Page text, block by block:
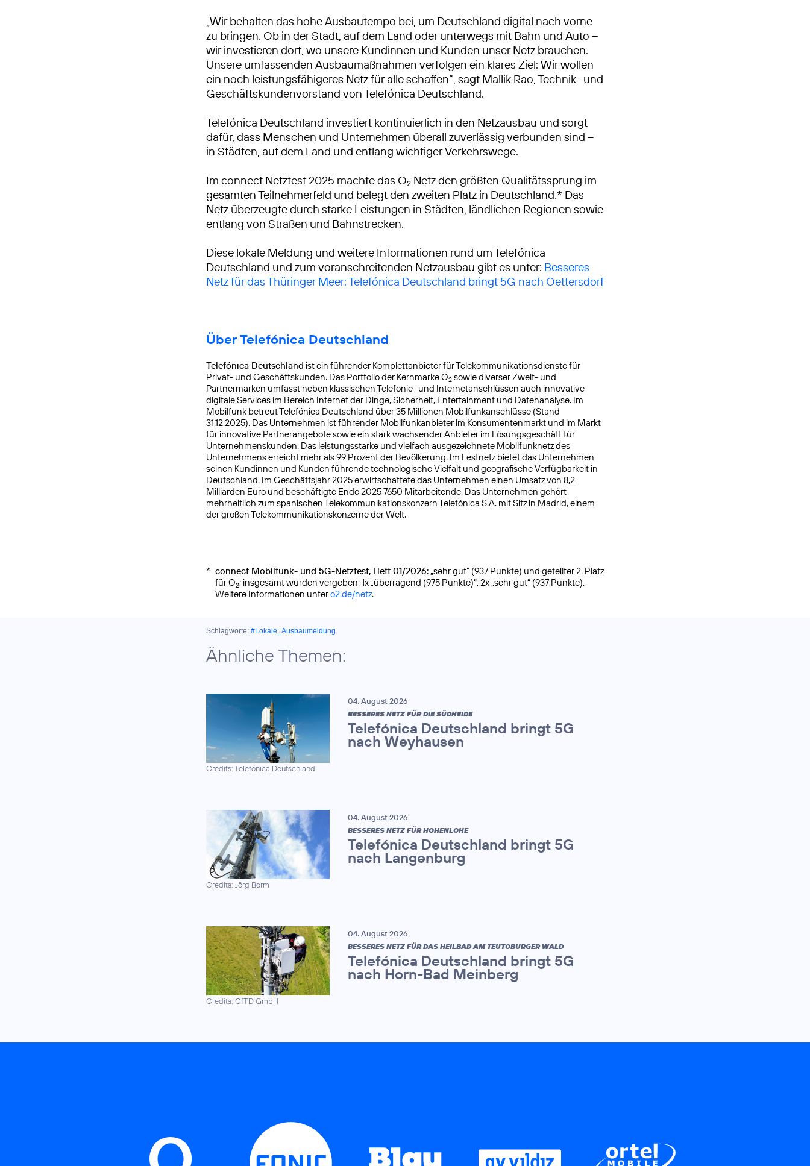
„Wir behalten das hohe Ausbautempo bei, um Deutschland digital nach vorne
zu bringen. Ob in der Stadt, auf dem Land oder unterwegs mit Bahn und Auto –
wir investieren dort, wo unsere Kundinnen und Kunden unser Netz brauchen.
Unsere umfassenden Ausbaumaßnahmen verfolgen ein klares Ziel: Wir wollen
ein noch leistungsfähigeres Netz für alle schaffen“, sagt Mallik Rao, Technik- und
Geschäftskundenvorstand von Telefónica Deutschland.
Telefónica Deutschland investiert kontinuierlich in den Netzausbau und sorgt
dafür, dass Menschen und Unternehmen überall zuverlässig verbunden sind –
in Städten, auf dem Land und entlang wichtiger Verkehrswege.
Im connect Netztest 2025 machte das O2 Netz den größten Qualitätssprung im
gesamten Teilnehmerfeld und belegt den zweiten Platz in Deutschland.* Das
Netz überzeugte durch starke Leistungen in Städten, ländlichen Regionen sowie
entlang von Straßen und Bahnstrecken.
Diese lokale Meldung und weitere Informationen rund um Telefónica
Deutschland und zum voranschreitenden Netzausbau gibt es unter: Besseres
Netz für das Thüringer Meer: Telefónica Deutschland bringt 5G nach Oettersdorf
Über Telefónica Deutschland
Telefónica Deutschland ist ein führender Komplettanbieter für Telekommunikationsdienste für
Privat- und Geschäftskunden. Das Portfolio der Kernmarke O2 sowie diverser Zweit- und
Partnermarken umfasst neben klassischen Telefonie- und Internetanschlüssen auch innovative
digitale Services im Bereich Internet der Dinge, Sicherheit, Entertainment und Datenanalyse. Im
Mobilfunk betreut Telefónica Deutschland über 35 Millionen Mobilfunkanschlüsse (Stand
31.12.2025). Das Unternehmen ist führender Mobilfunkanbieter im Konsumentenmarkt und im Markt
für innovative Partnerangebote sowie ein stark wachsender Anbieter im Lösungsgeschäft für
Unternehmenskunden. Das leistungsstarke und vielfach ausgezeichnete Mobilfunknetz des
Unternehmens erreicht mehr als 99 Prozent der Bevölkerung. Im Festnetz bietet das Unternehmen
seinen Kundinnen und Kunden führende technologische Vielfalt und geografische Verfügbarkeit in
Deutschland. Im Geschäftsjahr 2025 erwirtschaftete das Unternehmen einen Umsatz von 8,2
Milliarden Euro und beschäftigte Ende 2025 7650 Mitarbeitende. Das Unternehmen gehört
mehrheitlich zum spanischen Telekommunikationskonzern Telefónica S.A. mit Sitz in Madrid, einem
der großen Telekommunikationskonzerne der Welt.
* connect Mobilfunk- und 5G-Netztest, Heft 01/2026: „sehr gut“ (937 Punkte) und geteilter 2. Platz
für O2; insgesamt wurden vergeben: 1x „überragend (975 Punkte)“, 2x „sehr gut“ (937 Punkte).
Weitere Informationen untero2.de/netz.
Schlagworte: #Lokale_Ausbaumeldung
Ähnliche Themen:
Credits: Telefónica Deutschland
04. August 2026
BESSERES NETZ FÜR DIE SÜDHEIDE
Telefónica Deutschland bringt 5G
nach Weyhausen
Credits: Jörg Borm
04. August 2026
BESSERES NETZ FÜR HOHENLOHE
Telefónica Deutschland bringt 5G
nach Langenburg
Credits: GfTD GmbH
04. August 2026
BESSERES NETZ FÜR DAS HEILBAD AM TEUTOBURGER WALD
Telefónica Deutschland bringt 5G
nach Horn-Bad Meinberg